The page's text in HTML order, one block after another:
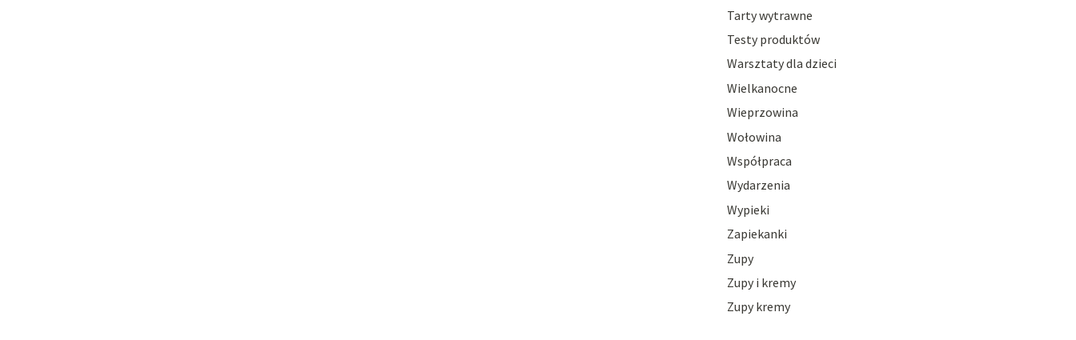
Tarty wytrawne
Testy produktów
Warsztaty dla dzieci
Wielkanocne
Wieprzowina
Wołowina
Współpraca
Wydarzenia
Wypieki
Zapiekanki
Zupy
Zupy i kremy
Zupy kremy